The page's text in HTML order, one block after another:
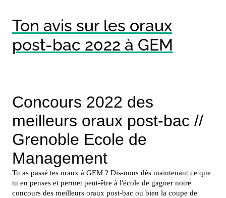
Ton avis sur les oraux
post-bac 2022 à GEM